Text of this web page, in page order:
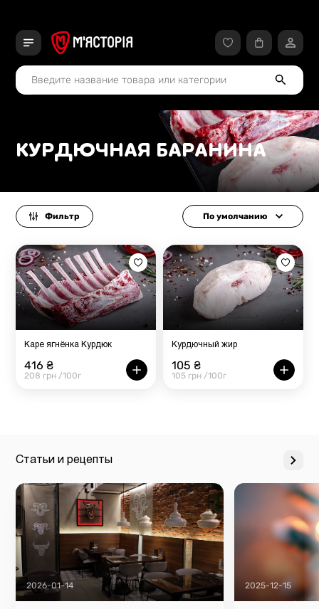
КУРДЮЧНАЯ БАРАНИНА
Фильтр По умолчанию
Каре ягнёнка Курдюк
416 ₴
208 грн /100г
Курдючный жир
105 ₴
105 грн /100г
Статьи и рецепты
2026-01-14 2025-12-15